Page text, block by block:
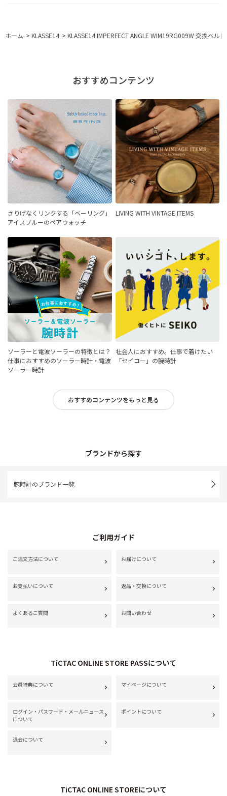
ホーム > KLASSE14 > KLASSE14 IMPERFECT ANGLE WIM19RG009W 交換ベル
おすすめコンテンツ
さりげなくリンクする「ベーリング」
アイスブルーのペアウォッチ
LIVING WITH VINTAGE ITEMS
ソーラーと電波ソーラーの特徴とは？
仕事におすすめのソーラー時計・電波
ソーラー時計
社会人におすすめ。仕事で着けたい
「セイコー」の腕時計
おすすめコンテンツをもっと見る
ブランドから探す
腕時計のブランド一覧
ご利用ガイド
ご注文方法について お届けについて
お支払いについて 返品・交換について
よくあるご質問 お問い合わせ
TiCTAC ONLINE STORE PASSについて
会員特典について マイページについて
ログイン・パスワード・メールニュース
について
ポイントについて
退会について
TiCTAC ONLINE STOREについて